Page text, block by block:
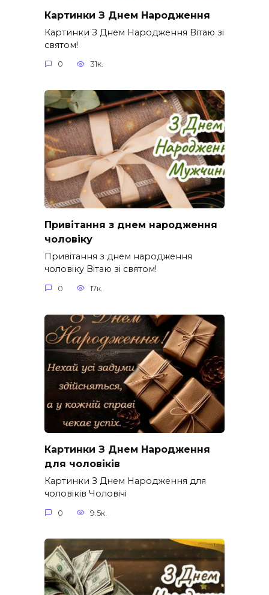
Картинки З Днем Народження
Картинки З Днем Народження Вітаю зі
святом!
0 31к.
Привітання з днем народження
чоловіку
Привітання з днем народження
чоловіку Вітаю зі святом!
0 17к.
Картинки З Днем Народження
для чоловіків​
Картинки З Днем Народження для
чоловіків​ Чоловічі
0 9.5к.